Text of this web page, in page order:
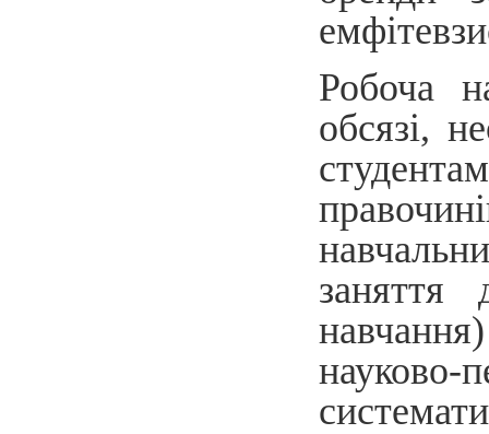
Робоча
обсязі,
заняття
науково-